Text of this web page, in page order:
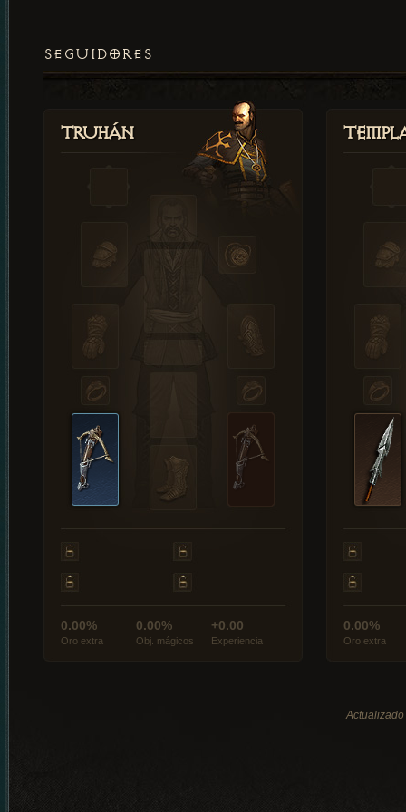
SEGUIDORES
Truhán
0.00%
Oro extra
0.00%
Obj. mágicos
+0.00
Experiencia
0.00%
Oro extra